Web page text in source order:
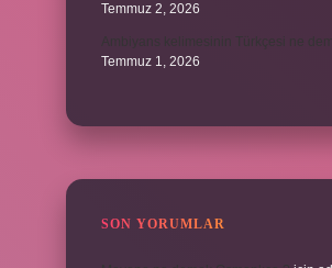
Temmuz 2, 2026
Temmuz 1, 2026
SON YORUMLAR